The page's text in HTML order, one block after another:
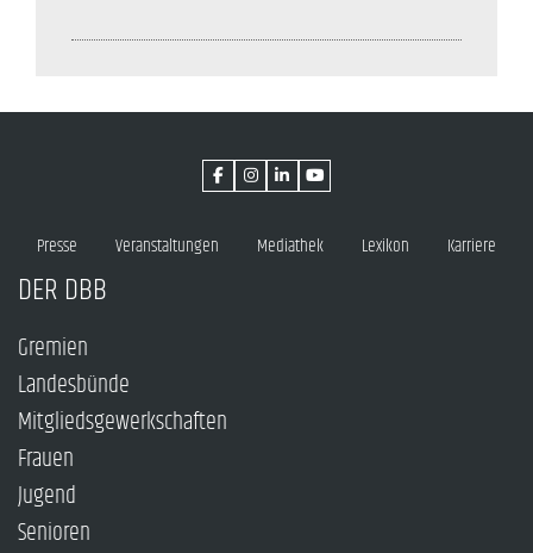
Presse Veranstaltungen Mediathek Lexikon Karriere
DER DBB
Gremien
Landesbünde
Mitgliedsgewerkschaften
Frauen
Jugend
Senioren